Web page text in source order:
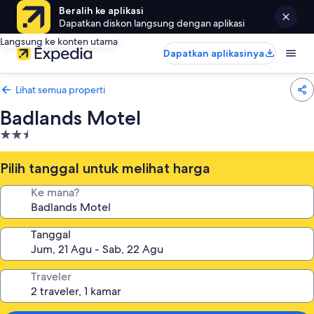
Beralih ke aplikasi
Dapatkan diskon langsung dengan aplikasi
Langsung ke konten utama
Dapatkan aplikasinya
Lihat semua properti
Badlands Motel
Properti
bintang
2.5
Pilih tanggal untuk melihat harga
Ke mana?
Tanggal
Traveler